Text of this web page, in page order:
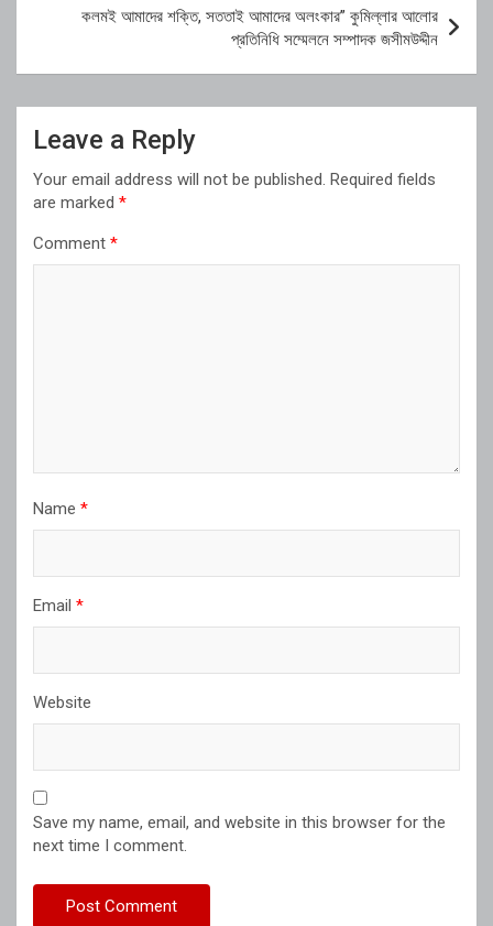
কলমই আমাদের শক্তি, সততাই আমাদের অলংকার” কুমিল্লার আলোর
প্রতিনিধি সম্মেলনে সম্পাদক জসীমউদ্দীন
Leave a Reply
Your email address will not be published. Required fields
are marked *
Comment *
Name *
Email *
Website
Save my name, email, and website in this browser for the
next time I comment.